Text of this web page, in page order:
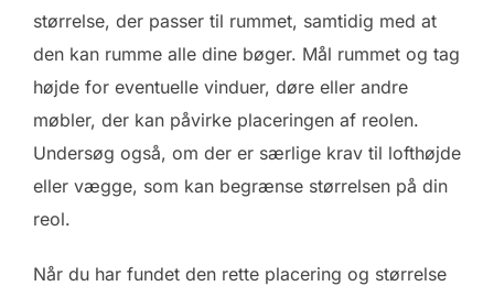
størrelse, der passer til rummet, samtidig med at
den kan rumme alle dine bøger. Mål rummet og tag
højde for eventuelle vinduer, døre eller andre
møbler, der kan påvirke placeringen af reolen.
Undersøg også, om der er særlige krav til lofthøjde
eller vægge, som kan begrænse størrelsen på din
reol.
Når du har fundet den rette placering og størrelse